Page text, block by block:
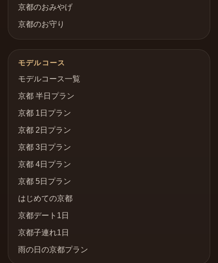
京都のおみやげ
京都のお守り
モデルコース
モデルコース一覧
京都 半日プラン
京都 1日プラン
京都 2日プラン
京都 3日プラン
京都 4日プラン
京都 5日プラン
はじめての京都
京都デート1日
京都子連れ1日
雨の日の京都プラン